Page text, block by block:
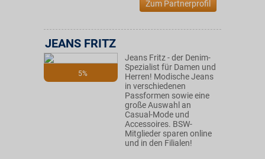
Zum Partnerprofil
5%
JEANS FRITZ
Jeans Fritz - der Denim-
Spezialist für Damen und
Herren! Modische Jeans
in verschiedenen
Passformen sowie eine
große Auswahl an
Casual-Mode und
Accessoires. BSW-
Mitglieder sparen online
und in den Filialen!